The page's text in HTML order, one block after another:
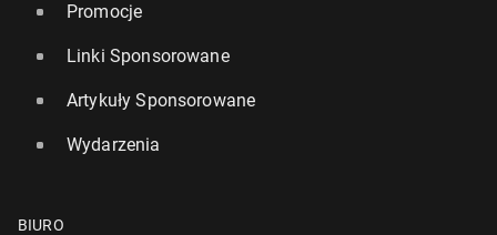
Promocje
Linki Sponsorowane
Artykuły Sponsorowane
Wydarzenia
BIURO